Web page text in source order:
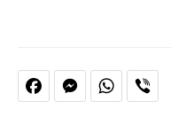
FacebookMessengerWhatsApp